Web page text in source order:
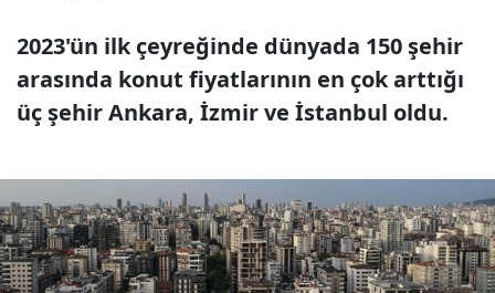
2023'ün ilk çeyreğinde dünyada 150 şehir
arasında konut fiyatlarının en çok arttığı
üç şehir Ankara, İzmir ve İstanbul oldu.